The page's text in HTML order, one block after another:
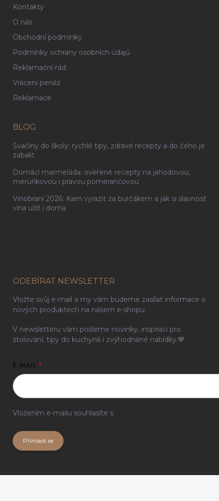
Kontakty
O nás
Obchodní podmínky
Podmínky ochrany osobních údajů
Reklamační řád
Vrácení peněz
Reklamace
BLOG
Svačiny do školy: rychlé tipy, zdravé recepty a do čeho je
zabalit
Domácí marmeláda: ověřené recepty na jahodovou,
meruňkovou i pravou pomerančovou
Vinobraní 2026: Kam vyrazit za burčákem a jak si slavnost
vína užít i doma
ODEBÍRAT NEWSLETTER
Vložte svůj e-mail a my vám budeme zasílat informace o
nových produktech na našem e-shopu.
V newsletteru vám pošleme novinky, inspiraci pro
stolování, tipy do kuchyně i zvýhodněné nabídky.🤎
E-MAIL
Vložením e-mailu souhlasíte s
Přihlásit se